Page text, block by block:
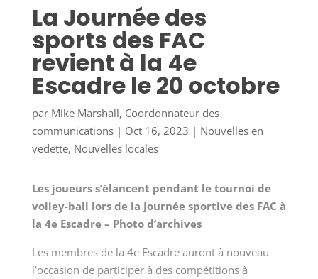
La Journée des
sports des FAC
revient à la 4e
Escadre le 20 octobre
par Mike Marshall, Coordonnateur des
communications| Oct 16, 2023 | Nouvelles en
vedette, Nouvelles locales
Les joueurs s’élancent pendant le tournoi de
volley-ball lors de la Journée sportive des FAC à
la 4eEscadre – Photo d’archives
Les membres de la 4eEscadre auront à nouveau
l’occasion de participer à des compétitions à